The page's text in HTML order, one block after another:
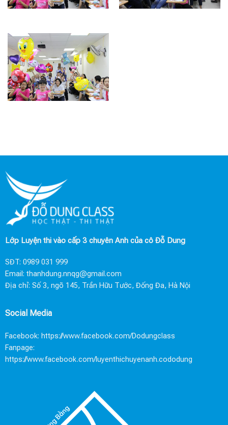
Lớp Luyện thi vào cấp 3 chuyên Anh của cô Đỗ Dung
SĐT: 0989 031 999
Email: thanhdung.nnqg@gmail.com
Địa chỉ: Số 3, ngõ 145, Trần Hữu Tước, Đống Đa, Hà Nội
Social Media
Facebook: https://www.facebook.com/Dodungclass
Fanpage:
https://www.facebook.com/luyenthichuyenanh.cododung